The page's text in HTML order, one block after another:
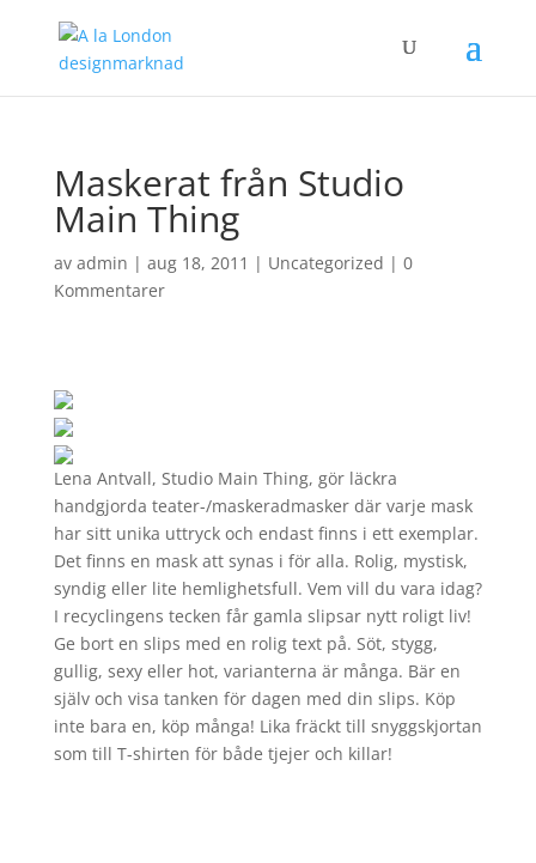
Maskerat från Studio
Main Thing
av admin | aug 18, 2011 | Uncategorized | 0
Kommentarer
Lena Antvall, Studio Main Thing, gör läckra
handgjorda teater-/maskeradmasker där varje mask
har sitt unika uttryck och endast finns i ett exemplar.
Det finns en mask att synas i för alla. Rolig, mystisk,
syndig eller lite hemlighetsfull. Vem vill du vara idag?
I recyclingens tecken får gamla slipsar nytt roligt liv!
Ge bort en slips med en rolig text på. Söt, stygg,
gullig, sexy eller hot, varianterna är många. Bär en
själv och visa tanken för dagen med din slips. Köp
inte bara en, köp många! Lika fräckt till snyggskjortan
som till T-shirten för både tjejer och killar!